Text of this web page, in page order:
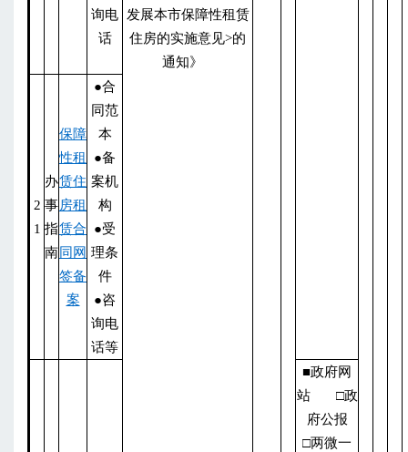
发展本市保障性租赁
住房的实施意见>的
通知》
询电
话
2
1
办
事
指
南
保障
性租
赁住
房租
赁合
同网
签备
案
●合
同范
本
●备
案机
构
●受
理条
件
●咨
询电
话等
■政府网
站 □政
府公报
□两微一